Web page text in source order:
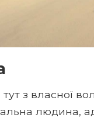
з власної
людина,